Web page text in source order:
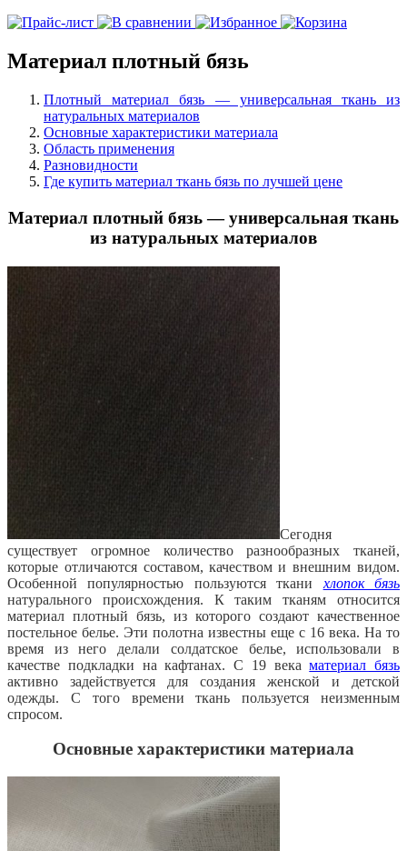
Материал плотный бязь
Плотный материал бязь — универсальная ткань из
натуральных материалов
Основные характеристики материала
Область применения
Разновидности
Где купить материал ткань бязь по лучшей цене
Материал плотный бязь — универсальная ткань
из натуральных материалов
Сегодня
существует огромное количество разнообразных тканей,
которые отличаются составом, качеством и внешним видом.
Особенной популярностью пользуются ткани хлопок бязь
натурального происхождения. К таким тканям относится
материал плотный бязь, из которого создают качественное
постельное белье. Эти полотна известны еще с 16 века. На то
время из него делали солдатское белье, использовали в
качестве подкладки на кафтанах. С 19 векаматериал бязь
активно задействуется для создания женской и детской
одежды. С того времени ткань пользуется неизменным
спросом.
Основные характеристики материала